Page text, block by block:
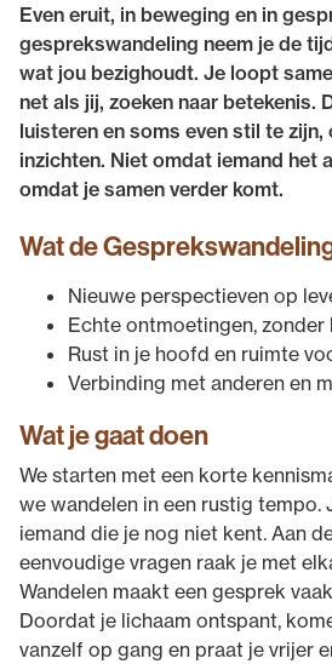
Even eruit, in beweging en in
gesprekswandeling neem je de
wat jou bezighoudt. Je loopt
net als jij, zoeken naar betekenis.
luisteren en soms even stil te
inzichten. Niet omdat iemand het
omdat je samen verder komt.
Wat de
Nieuwe perspectieven op
Echte ontmoetingen, zonder
Rust in je hoofd en ruimte
Verbinding met anderen en
Wat je gaat doen
We starten met een korte
we wandelen in een rustig tempo.
iemand die je nog niet kent. Aan
eenvoudige vragen raak je met
Wandelen maakt een gesprek
Doordat je lichaam ontspant,
vanzelf op gang en praat je vrijer